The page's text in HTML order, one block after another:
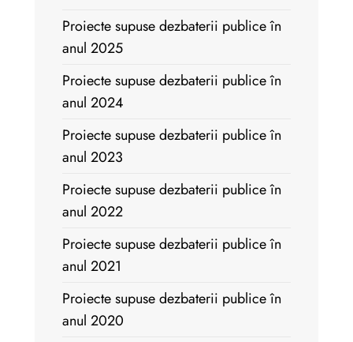
Proiecte supuse dezbaterii publice în
anul 2025
Proiecte supuse dezbaterii publice în
anul 2024
Proiecte supuse dezbaterii publice în
anul 2023
Proiecte supuse dezbaterii publice în
anul 2022
Proiecte supuse dezbaterii publice în
anul 2021
Proiecte supuse dezbaterii publice în
anul 2020